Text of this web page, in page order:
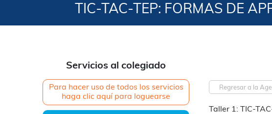
TIC-TAC-TEP: FORMAS DE
Servicios al colegiado
Para hacer uso de todos los servicios
haga clic aquí para loguearse
Regresar a la
Taller 1: TIC-